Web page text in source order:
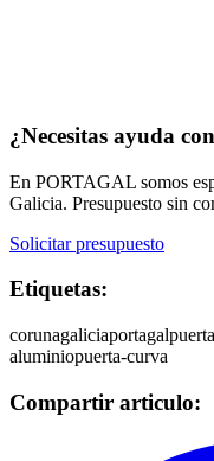
¿Necesitas ayuda
En PORTAGAL somos
Galicia. Presupuesto sin
Solicitar presupuesto
Etiquetas:
corunagaliciaportagalpuerta
aluminiopuerta-curva
Compartir articulo: